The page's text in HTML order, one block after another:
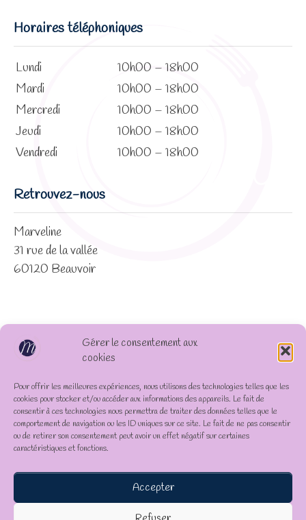
Gérer le consentement aux
cookies
Pour offrir les meilleures expériences, nous utilisons des technologies telles que les
cookies pour stocker et/ou accéder aux informations des appareils. Le fait de
consentir à ces technologies nous permettra de traiter des données telles que le
comportement de navigation ou les ID uniques sur ce site. Le fait de ne pas consentir
ou de retirer son consentement peut avoir un effet négatif sur certaines
caractéristiques et fonctions.
Accepter
Horaires téléphoniques
Lundi
10h00 – 18h00
Mardi
10h00 – 18h00
Mercredi
10h00 – 18h00
Jeudi
10h00 – 18h00
Vendredi
10h00 – 18h00
Retrouvez-nous
Marveline
31 rue de la vallée
60120 Beauvoir